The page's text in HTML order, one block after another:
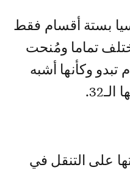
بستة أقسام فقط
تماما ومُنحت
تبدو وكأنها أشبه
على التنقل في